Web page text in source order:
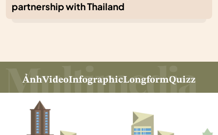
partnership with Thailand
ẢnhVideoInfographicLongformQuizz